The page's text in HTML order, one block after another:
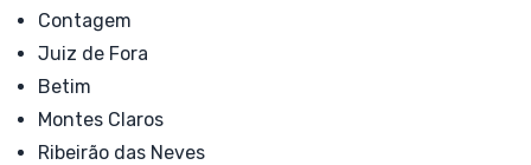
Contagem
Juiz de Fora
Betim
Montes Claros
Ribeirão das Neves